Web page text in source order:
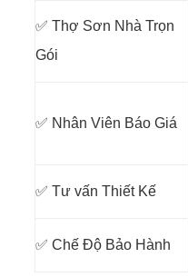
✅ Thợ Sơn Nhà Trọn
Gói
✅ Nhân Viên Báo Giá
✅ Tư vấn Thiết Kế
✅ Chế Độ Bảo Hành